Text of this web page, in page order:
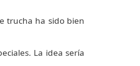
trucha ha sido bien
La idea sería